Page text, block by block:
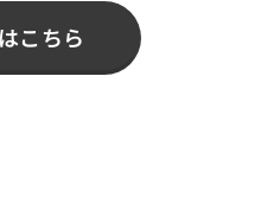
こちら